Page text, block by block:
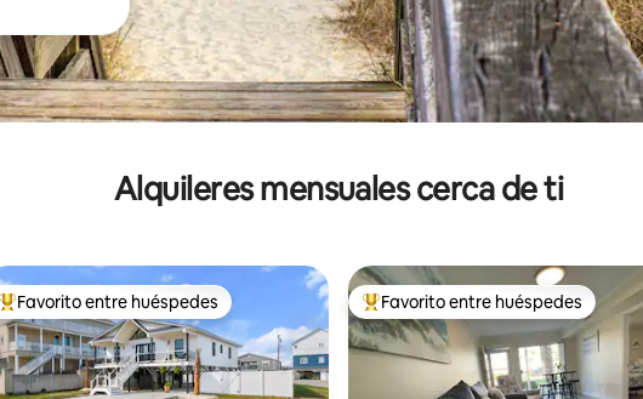
Alquileres mensuales cerca de ti
Favorito entre huéspedes preferido
Favorito entre huéspedes Favorito entre huéspedes preferido
Favorito entre huéspedes